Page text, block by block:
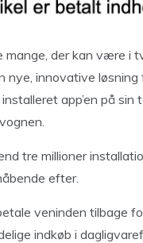
der kan være i
innovative løsning
app’en på sin
tre millioner
efter.
veninden tilbage
indkøb i